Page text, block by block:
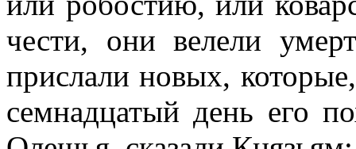
чести, они велели
прислали новых,
семнадцатый день его